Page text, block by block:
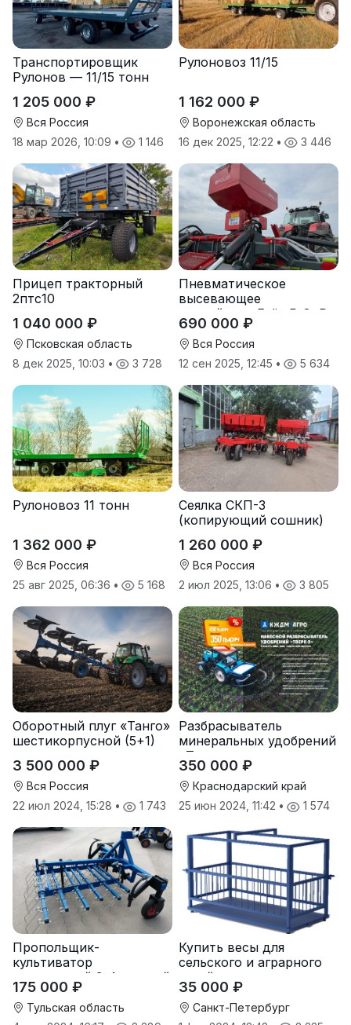
Транспортировщик
Рулонов — 11/15 тонн
1 205 000 ₽
Вся Россия
18 мар 2026, 10:09 • 1 146
Рулоновоз 11/15
1 162 000 ₽
Воронежская область
16 дек 2025, 12:22 • 3 446
Прицеп тракторный
2птс10
1 040 000 ₽
Псковская область
8 дек 2025, 10:03 • 3 728
Пневматическое
высевающее
устройство Folio R-8, R-
12
690 000 ₽
Вся Россия
12 сен 2025, 12:45 • 5 634
Рулоновоз 11 тонн
1 362 000 ₽
Вся Россия
25 авг 2025, 06:36 • 5 168
Сеялка СКП-3
(копирующий сошник)
1 260 000 ₽
Вся Россия
2 июл 2025, 13:06 • 3 805
Оборотный плуг «Танго»
шестикорпусной (5+1)
3 500 000 ₽
Вся Россия
22 июл 2024, 15:28 • 1 743
Разбрасыватель
минеральных удобрений
«Тверк»
350 000 ₽
Краснодарский край
25 июн 2024, 11:42 • 1 574
Пропольщик-
культиватор
штригерный 3-4-рядный
«ТУЛКА-3/4»
175 000 ₽
Тульская область
Купить весы для
сельского и аграрного
хозяйства от
производителя
35 000 ₽
Санкт-Петербург